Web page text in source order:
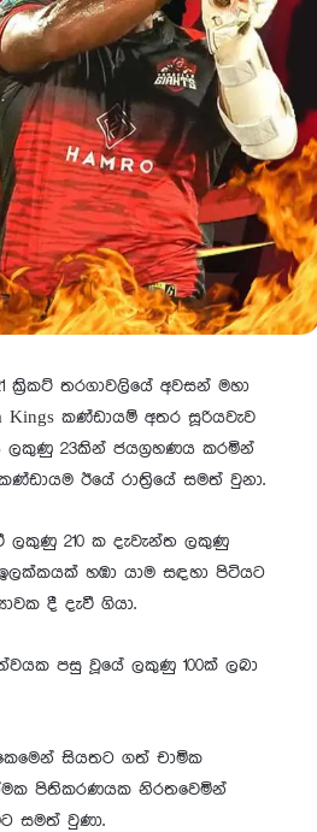
ක්‍රිකට් තරගාවලියේ අවසන් මහා
Kings කණ්ඩායම් අතර සූරියවැව
ලකුණු 23කින් ජයග්‍රහණය කරමින්
ඊයේ රාත්‍රියේ සමත් වුනා.
ලකුණු 210 ක දැවැන්ත ලකුණු
හඹා යාම සඳහා පිටියට
දී දැවී ගියා.
පසු වූයේ ලකුණු 100ක් ලබා
සියතට ගත් චාමික
පිතිකරණයක නිරතවෙමින්
සමත් වුණා.